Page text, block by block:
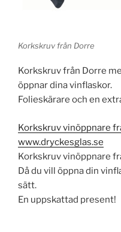
Korkskruv från Dorre
Korkskruv från Dorre
öppnar dina vinflaskor.
Folieskärare och en
Korkskruv vinöppnare
www.dryckesglas.se
Korkskruv vinöppnare
Då du vill öppna din
sätt.
En uppskattad present!